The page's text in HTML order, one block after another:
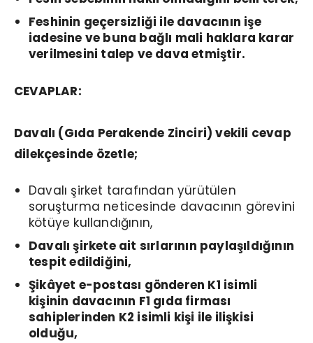
Feshinin geçersizliği ile davacının işe
iadesine ve buna bağlı mali haklara karar
verilmesini talep ve dava etmiştir.
CEVAPLAR:
Davalı (Gıda Perakende Zinciri) vekili cevap
dilekçesinde özetle;
Davalı şirket tarafından yürütülen
soruşturma neticesinde davacının görevini
kötüye kullandığının,
Davalı şirkete ait sırlarının paylaşıldığının
tespit edildiğini,
Şikâyet e-postası gönderen K1 isimli
kişinin davacının F1 gıda firması
sahiplerinden K2 isimli kişi ile ilişkisi
olduğu,